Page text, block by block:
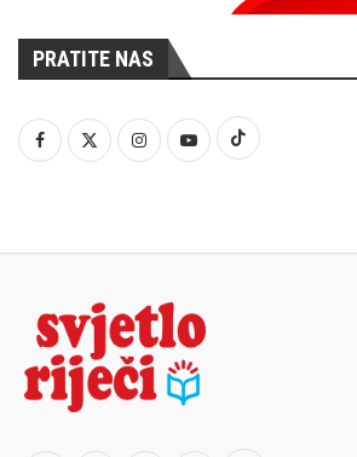
PRATITE NAS